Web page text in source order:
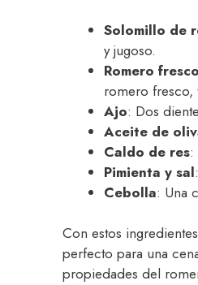
Solomillo de
y jugoso.
Romero fresco
romero fresco,
Ajo: Dos
Aceite de
Caldo de res:
Pimienta y sal
Cebolla: Una
Con estos
perfecto para una
propiedades del